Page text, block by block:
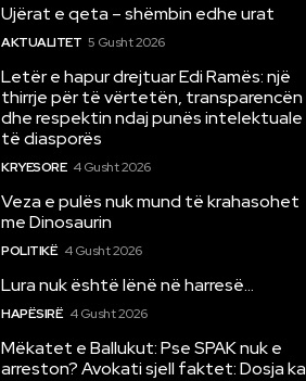
Ujërat e qeta – shëmbin edhe urat
AKTUALITET 5 Gusht 2026
Letër e hapur drejtuar Edi Ramës: një
thirrje për të vërtetën, transparencën
dhe respektin ndaj punës intelektuale
të diasporës
KRYESORE 4 Gusht 2026
Veza e pulës nuk mund të krahasohet
me Dinosaurin
POLITIKË 4 Gusht 2026
Lura nuk është lënë në harresë…
HAPËSIRË 4 Gusht 2026
Mëkatet e Ballukut: Pse SPAK nuk e
arreston? Avokati sjell faktet: Dosja ka